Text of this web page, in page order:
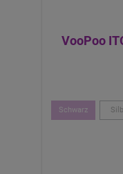
VooPoo
Schwarz